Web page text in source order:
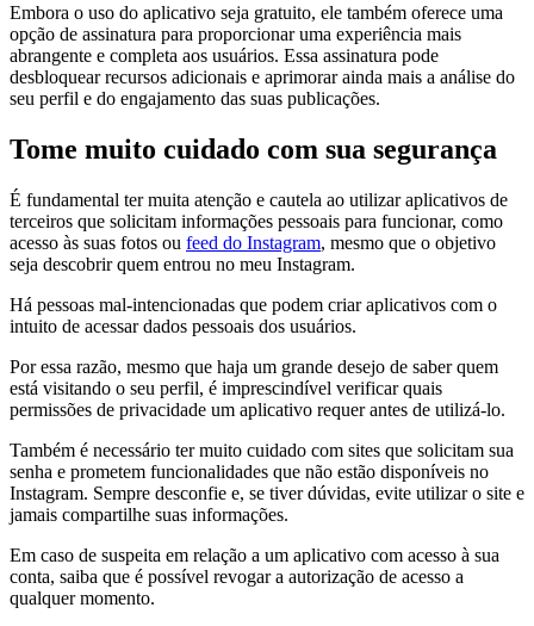
Embora o uso do aplicativo seja gratuito, ele também oferece uma
opção de assinatura para proporcionar uma experiência mais
abrangente e completa aos usuários. Essa assinatura pode
desbloquear recursos adicionais e aprimorar ainda mais a análise do
seu perfil e do engajamento das suas publicações.
Tome muito cuidado com sua segurança
É fundamental ter muita atenção e cautela ao utilizar aplicativos de
terceiros que solicitam informações pessoais para funcionar, como
acesso às suas fotos ou feed do Instagram, mesmo que o objetivo
seja descobrir quem entrou no meu Instagram.
Há pessoas mal-intencionadas que podem criar aplicativos com o
intuito de acessar dados pessoais dos usuários.
Por essa razão, mesmo que haja um grande desejo de saber quem
está visitando o seu perfil, é imprescindível verificar quais
permissões de privacidade um aplicativo requer antes de utilizá-lo.
Também é necessário ter muito cuidado com sites que solicitam sua
senha e prometem funcionalidades que não estão disponíveis no
Instagram. Sempre desconfie e, se tiver dúvidas, evite utilizar o site e
jamais compartilhe suas informações.
Em caso de suspeita em relação a um aplicativo com acesso à sua
conta, saiba que é possível revogar a autorização de acesso a
qualquer momento.